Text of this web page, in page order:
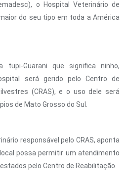
o Hospital Veterinário de
do seu tipo em toda a América
tupi-Guarani que significa ninho,
será gerido pelo Centro de
(CRAS), e o uso dele será
de Mato Grosso do Sul.
responsável pelo CRAS, aponta
possa permitir um atendimento
pelo Centro de Reabilitação.